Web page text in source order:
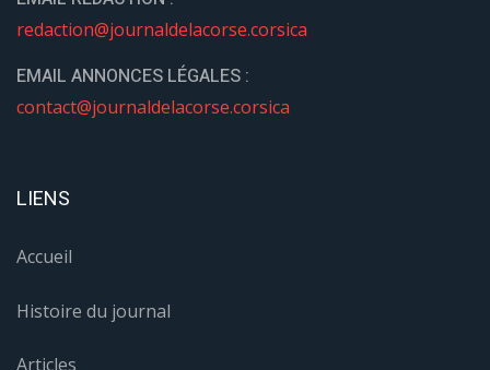
04 95 28 79 41
EMAIL REDACTION :
redaction@journaldelacorse.corsica
LIENS
Accueil